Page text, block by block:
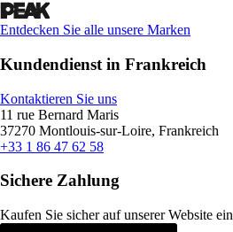
Entdecken Sie alle unsere Marken
Kundendienst in Frankreich
Kontaktieren Sie uns
11 rue Bernard Maris
37270 Montlouis-sur-Loire, Frankreich
+33 1 86 47 62 58
Sichere Zahlung
Kaufen Sie sicher auf unserer Website ein